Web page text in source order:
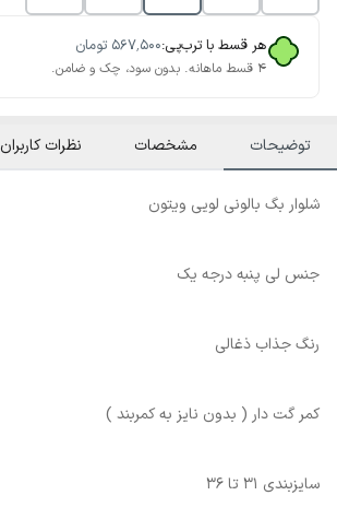
هر قسط با ترب‌پی:۵۶۷٬۵۰۰ تومان
۴ قسط ماهانه. بدون سود، چک و ضامن.
توضیحات مشخصات نظرات کاربران
شلوار بگ بالونی لویی ویتون
جنس لی پنبه درجه یک
رنگ جذاب ذغالی
کمر گت دار ( بدون نایز به کمربند )
سایزبندی 31 تا 36